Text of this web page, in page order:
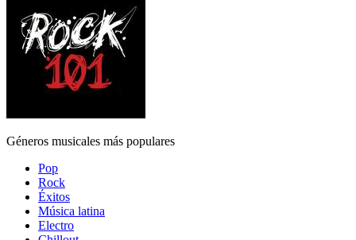
Géneros musicales más populares
Pop
Rock
Éxitos
Música latina
Electro